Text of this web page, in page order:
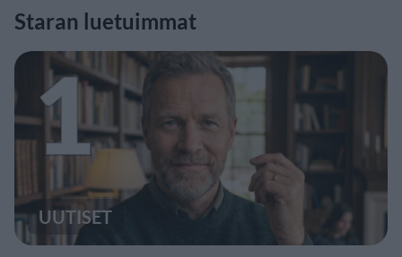
Staran luetuimmat
1
UUTISET